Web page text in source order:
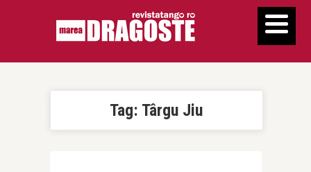
Tag: Târgu Jiu